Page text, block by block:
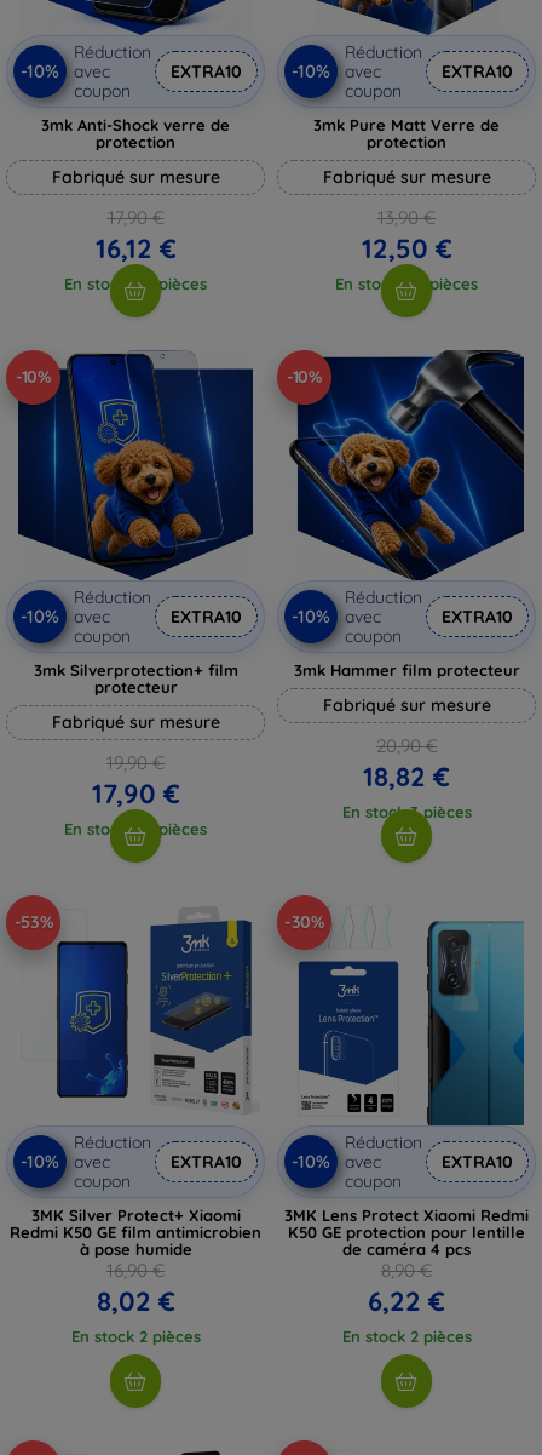
-10%
Réduction
avec
coupon
EXTRA10
3mk Anti-Shock verre de
protection
Fabriqué sur mesure
17,90 €
16,12 €
En stock > 5 pièces
-10%
Réduction
avec
coupon
EXTRA10
3mk Pure Matt Verre de
protection
Fabriqué sur mesure
13,90 €
12,50 €
En stock > 5 pièces
-10%
-10%
Réduction
avec
coupon
EXTRA10
3mk Silverprotection+ film
protecteur
Fabriqué sur mesure
19,90 €
17,90 €
En stock > 5 pièces
-10%
-10%
Réduction
avec
coupon
EXTRA10
3mk Hammer film protecteur
Fabriqué sur mesure
20,90 €
18,82 €
En stock 3 pièces
-53%
-10%
Réduction
avec
coupon
EXTRA10
3MK Silver Protect+ Xiaomi
Redmi K50 GE film antimicrobien
à pose humide
16,90 €
8,02 €
En stock 2 pièces
-30%
-10%
Réduction
avec
coupon
EXTRA10
3MK Lens Protect Xiaomi Redmi
K50 GE protection pour lentille
de caméra 4 pcs
8,90 €
6,22 €
En stock 2 pièces